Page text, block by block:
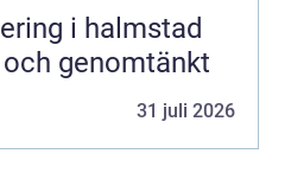
i halmstad
genomtänkt
31 juli 2026